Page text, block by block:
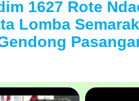
1627 Rote
Lomba